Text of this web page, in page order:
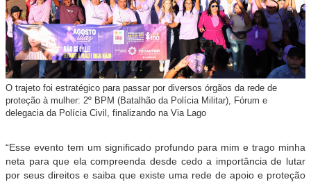
O trajeto foi estratégico para passar por diversos órgãos da rede de
proteção à mulher: 2º BPM (Batalhão da Polícia Militar), Fórum e
delegacia da Polícia Civil, finalizando na Via Lago
“Esse evento tem um significado profundo para mim e trago minha
neta para que ela compreenda desde cedo a importância de lutar
por seus direitos e saiba que existe uma rede de apoio e proteção